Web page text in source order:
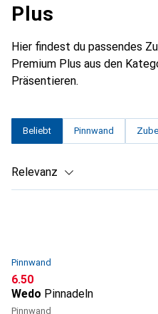
Plus
Hier findest du passendes
Premium Plus aus den
Präsentieren.
Beliebt Pinnwand
Relevanz
Pinnwand
CHF
6.50
Wedo Pinnadeln
Pinnwand